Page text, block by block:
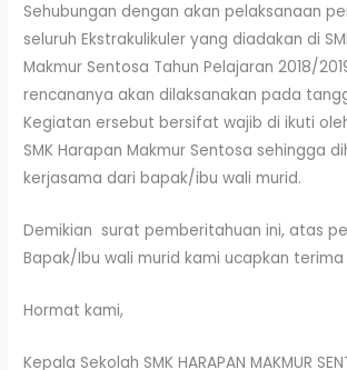
Sehubungan dengan akan pelaksanaan
seluruh Ekstrakulikuler yang diadakan di
Makmur Sentosa Tahun Pelajaran 2018/
rencananya akan dilaksanakan pada
Kegiatan ersebut bersifat wajib di ikuti
SMK Harapan Makmur Sentosa sehingga
kerjasama dari bapak/ibu wali murid.
Demikian surat pemberitahuan ini, atas
Bapak/Ibu wali murid kami ucapkan terima
Hormat kami,
Kepala Sekolah SMK HARAPAN MAKMUR